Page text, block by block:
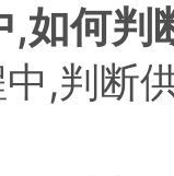
如何判
,判断